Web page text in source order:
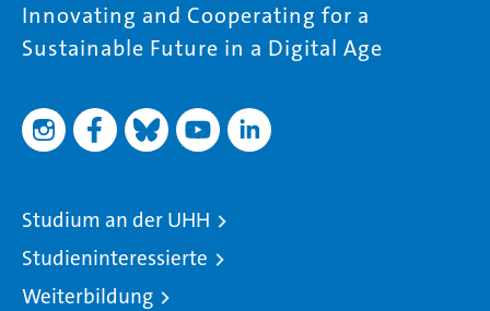
Innovating and Cooperating for a
Sustainable Future in a Digital Age
Studium an der UHH
Studieninteressierte
Weiterbildung